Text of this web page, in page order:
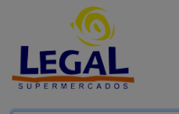
FALE CONOSCO